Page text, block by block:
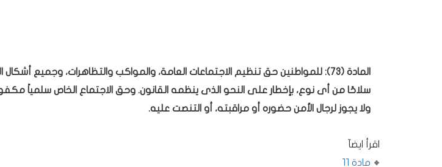
المادة (73): للمواطنين حق تنظيم الاجتماعات العامة، والمواكب والتظاهرات، وجميع
سلاحًا من أى نوع، بإخطار على النحو الذى ينظمه القانون. وحق الاجتماع الخاص سلمياً
ولا يجوز لرجال الأمن حضوره أو مراقبته، أو التنصت عليه.
اقرأ ايضآ
مادة 11